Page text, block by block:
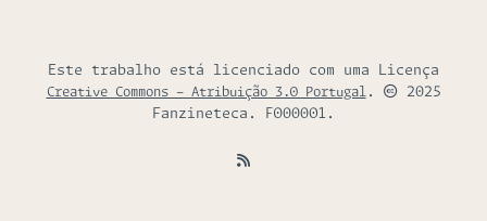
Este trabalho está licenciado com uma Licença
Creative Commons - Atribuição 3.0 Portugal .
2025
Fanzineteca. F000001.